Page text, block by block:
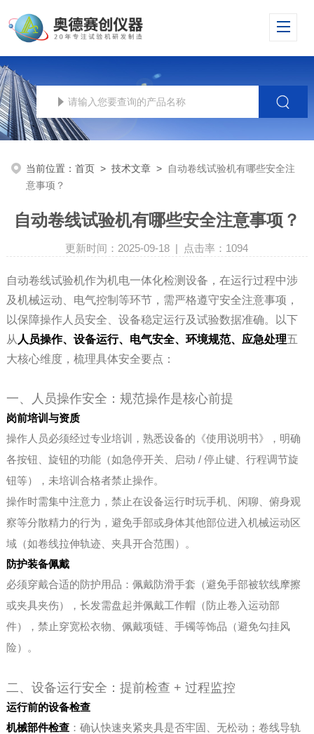
当前位置：首页 >技术文章 > 自动卷线试验机有哪些安全注
意事项？
自动卷线试验机有哪些安全注意事项？
更新时间：2025-09-18 | 点击率：1094
自动卷线试验机作为机电一体化检测设备，在运行过程中涉
及机械运动、电气控制等环节，需严格遵守安全注意事项，
以保障操作人员安全、设备稳定运行及试验数据准确。以下
从 人员操作、设备运行、电气安全、环境规范、应急处理五
大核心维度，梳理具体安全要点：
一、人员操作安全：规范操作是核心前提
岗前培训与资质
操作人员必须经过专业培训，熟悉设备的《使用说明书》，明确
各按钮、旋钮的功能（如急停开关、启动 / 停止键、行程调节旋
钮等），未培训合格者禁止操作。
操作时需集中注意力，禁止在设备运行时玩手机、闲聊、俯身观
察等分散精力的行为，避免手部或身体其他部位进入机械运动区
域（如卷线拉伸轨迹、夹具开合范围）。
防护装备佩戴
必须穿戴合适的防护用品：佩戴防滑手套（避免手部被软线摩擦
或夹具夹伤），长发需盘起并佩戴工作帽（防止卷入运动部
件），禁止穿宽松衣物、佩戴项链、手镯等饰品（避免勾挂风
险）。
二、设备运行安全：提前检查 + 过程监控
运行前的设备检查
机械部件检查：确认快速夹紧夹具是否牢固、无松动；卷线导轨